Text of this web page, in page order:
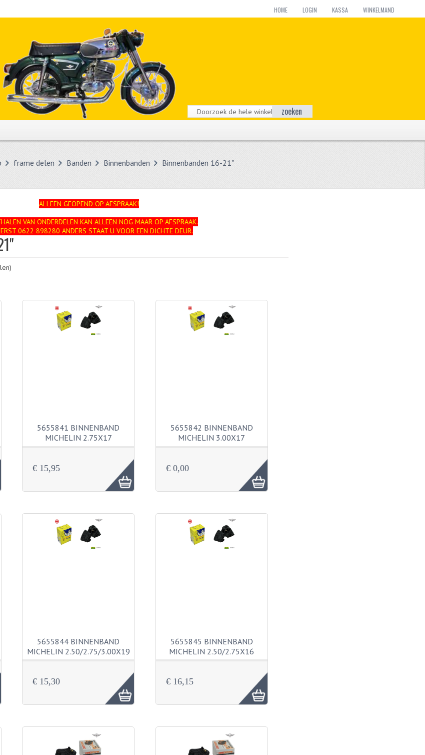
HOME LOGIN KASSA WINKELMAND
zoeken
frame delen Banden Binnenbanden Binnenbanden 16-21"
ALLEEN GEOPEND OP AFSPRAAK!
VAN ONDERDELEN KAN ALLEEN NOG MAAR OP AFSPRAAK.
0622 898280 ANDERS STAAT U VOOR EEN DICHTE DEUR.
5655841 BINNENBAND
MICHELIN 2.75X17
€ 15,95
5655842 BINNENBAND
MICHELIN 3.00X17
€ 0,00
5655844 BINNENBAND
MICHELIN 2.50/2.75/3.00X19
€ 15,30
5655845 BINNENBAND
MICHELIN 2.50/2.75X16
€ 16,15